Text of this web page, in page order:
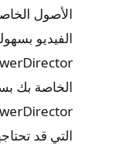
الأصول
الفيديو
الخاصة بك
التي قد